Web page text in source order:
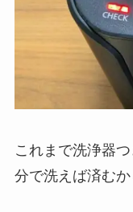
これまで洗浄器
分で洗えば済むか